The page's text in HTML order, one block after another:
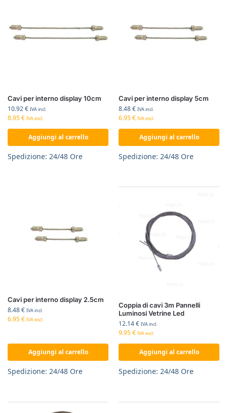
Cavi per interno display 10cm
10.92€ IVA incl.
8.95€ IVA escl.
Aggiungi al carrello
Spedizione: 24/48 Ore
Cavi per interno display 5cm
8.48€ IVA incl.
6.95€ IVA escl.
Aggiungi al carrello
Spedizione: 24/48 Ore
Cavi per interno display 2.5cm
8.48€ IVA incl.
6.95€ IVA escl.
Aggiungi al carrello
Spedizione: 24/48 Ore
Coppia di cavi 3m Pannelli
Luminosi Vetrine Led
12.14€ IVA incl.
9.95€ IVA escl.
Aggiungi al carrello
Spedizione: 24/48 Ore